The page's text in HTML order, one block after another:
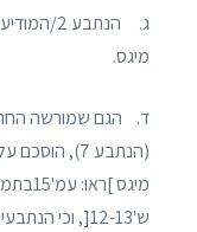
ג. הנתבע 2/המודיע 2(להלן:
מיגס.
ד. הגם שמורשה
(הנתבע 7),
מיגס ]ראו: עמ'15בתמליל הדיון מיום 14.7.21(להלן: